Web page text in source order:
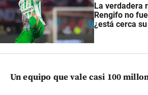
La verdadera
Rengifo no
¿está cerca
Un equipo que vale casi 100